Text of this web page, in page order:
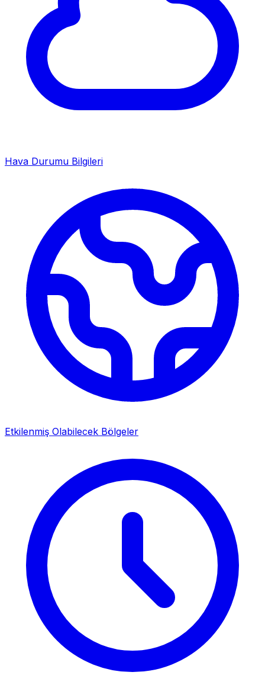
Hava Durumu Bilgileri
Etkilenmiş Olabilecek Bölgeler